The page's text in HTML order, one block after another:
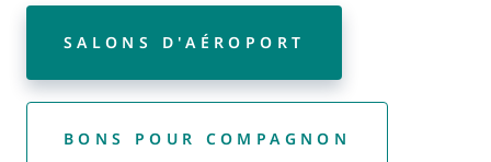
SALONS D'AÉROPORT
BONS POUR COMPAGNON